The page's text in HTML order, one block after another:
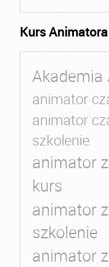
Kurs Animatora
Akademia
animator
animator
szkolenie
animator
kurs
animator
szkolenie
animator